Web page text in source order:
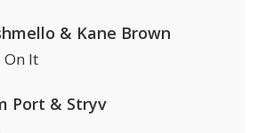
& Kane Brown
On It
Port & Stryv